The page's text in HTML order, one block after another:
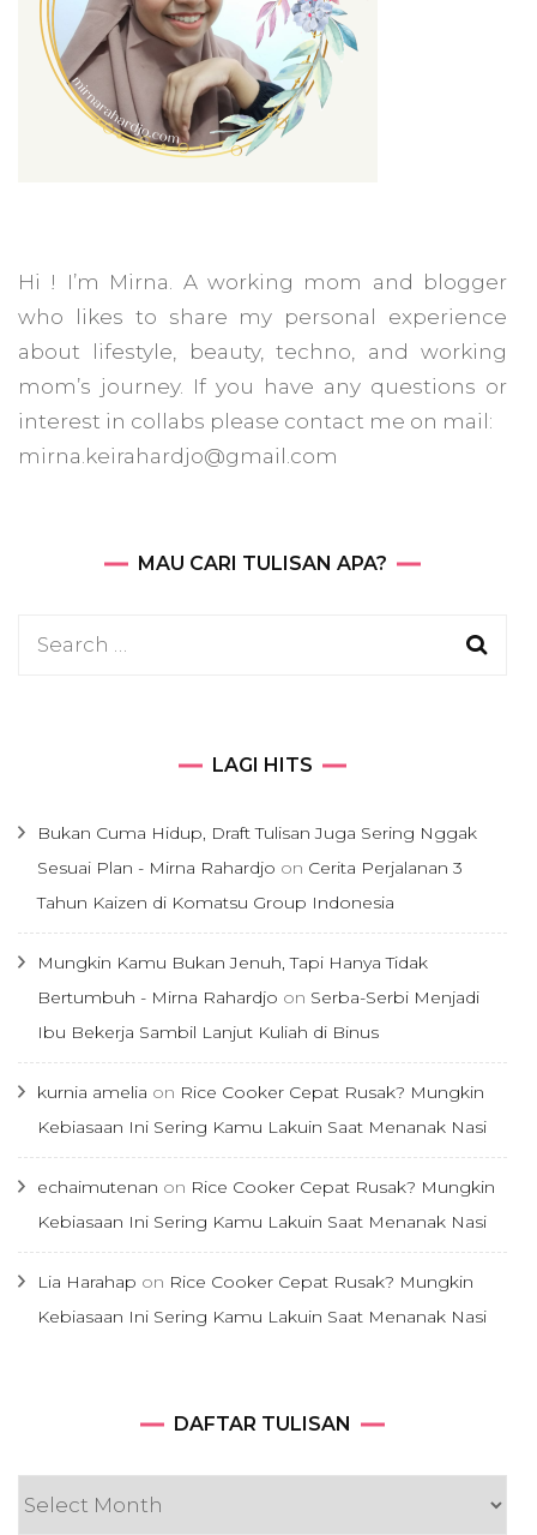
Hi ! I’m Mirna. A working mom and blogger
who likes to share my personal experience
about lifestyle, beauty, techno, and working
mom’s journey. If you have any questions or
interest in collabs please contact me on mail:
mirna.keirahardjo@gmail.com
MAU CARI TULISAN APA?
Search
LAGI HITS
Bukan Cuma Hidup, Draft Tulisan Juga Sering Nggak
Sesuai Plan - Mirna Rahardjo on Cerita Perjalanan 3
Tahun Kaizen di Komatsu Group Indonesia
Mungkin Kamu Bukan Jenuh, Tapi Hanya Tidak
Bertumbuh - Mirna Rahardjo on Serba-Serbi Menjadi
Ibu Bekerja Sambil Lanjut Kuliah di Binus
kurnia amelia on Rice Cooker Cepat Rusak? Mungkin
Kebiasaan Ini Sering Kamu Lakuin Saat Menanak Nasi
echaimutenan on Rice Cooker Cepat Rusak? Mungkin
Kebiasaan Ini Sering Kamu Lakuin Saat Menanak Nasi
Lia Harahap on Rice Cooker Cepat Rusak? Mungkin
Kebiasaan Ini Sering Kamu Lakuin Saat Menanak Nasi
DAFTAR TULISAN
DAFTAR